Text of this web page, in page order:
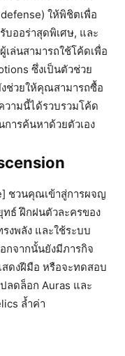
ให้พิชิตเพื่อ
บออร่าสุดพิเศษ, และ
ล่นสามารถใช้โค้ดเพื่อ
ซึ่งเป็นตัวช่วย
งช่วยให้คุณสามารถซื้อ
ามนี้ได้รวบรวมโค้ด
ารค้นหาด้วยตัวเอง
ชวนคุณเข้าสู่การผจญ
ธ์ ฝึกฝนตัวละครของ
งพลัง และใช้ระบบ
กจากนั้นยังมีภารกิจ
ดงฝีมือ หรือจะทดสอบ
ลดล็อก Auras และ
ล้ำค่า